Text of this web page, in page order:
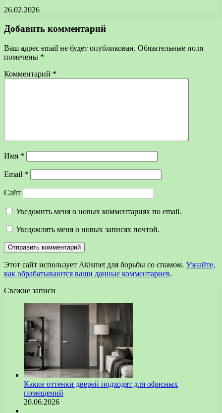
26.02.2026
Добавить комментарий
Ваш адрес email не будет опубликован. Обязательные поля
помечены *
Комментарий *
Имя *
Email *
Сайт
Уведомить меня о новых комментариях по email.
Уведомлять меня о новых записях почтой.
Этот сайт использует Akismet для борьбы со спамом. Узнайте,
как обрабатываются ваши данные комментариев.
Свежие записи
Какие оттенки дверей подходят для офисных
помещений
20.06.2026